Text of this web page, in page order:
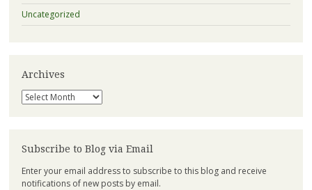
Uncategorized
Archives
Archives
Subscribe to Blog via Email
Enter your email address to subscribe to this blog and receive
notifications of new posts by email.